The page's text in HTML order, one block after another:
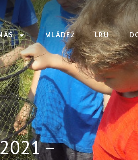
MLÁDEŽ LRU
–